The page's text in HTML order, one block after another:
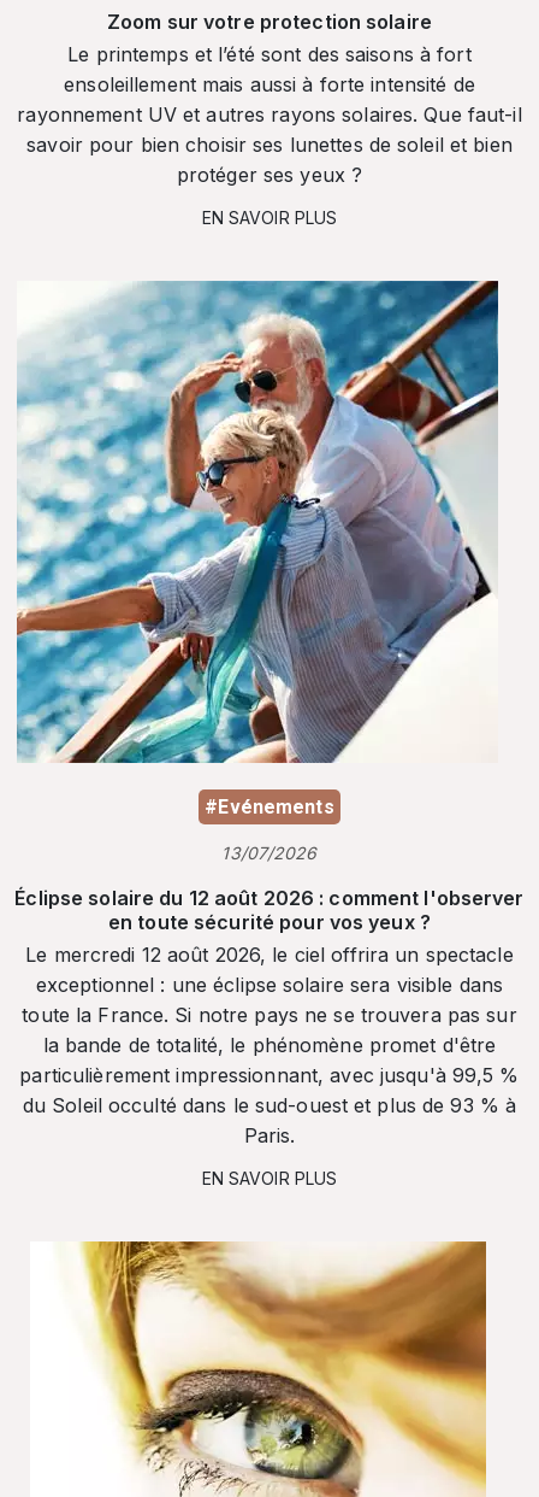
Zoom sur votre protection solaire
Le printemps et l’été sont des saisons à fort
ensoleillement mais aussi à forte intensité de
rayonnement UV et autres rayons solaires. Que faut-il
savoir pour bien choisir ses lunettes de soleil et bien
protéger ses yeux ?
EN SAVOIR PLUS
#Evénements
13/07/2026
Éclipse solaire du 12 août 2026 : comment l'observer
en toute sécurité pour vos yeux ?
Le mercredi 12 août 2026, le ciel offrira un spectacle
exceptionnel : une éclipse solaire sera visible dans
toute la France. Si notre pays ne se trouvera pas sur
la bande de totalité, le phénomène promet d'être
particulièrement impressionnant, avec jusqu'à 99,5 %
du Soleil occulté dans le sud-ouest et plus de 93 % à
Paris.
EN SAVOIR PLUS